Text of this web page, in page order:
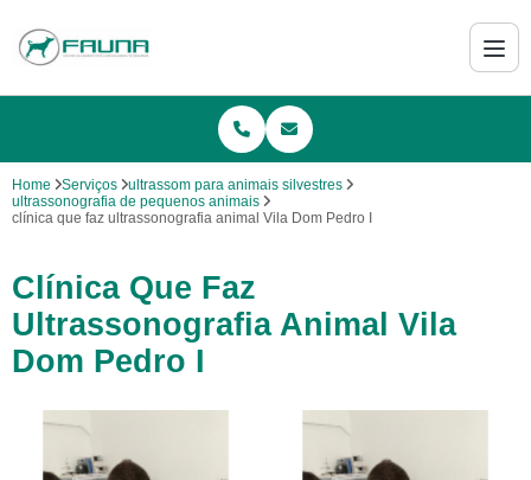
Home Serviços
ultrassom para animais silvestres
ultrassonografia de pequenos animais
clínica que faz ultrassonografia animal Vila Dom Pedro I
Clínica Que Faz
Ultrassonografia Animal Vila
Dom Pedro I